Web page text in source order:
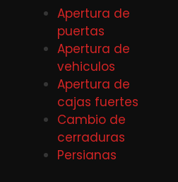
Apertura de
puertas
Apertura de
vehiculos
Apertura de
cajas fuertes
Cambio de
cerraduras
Persianas